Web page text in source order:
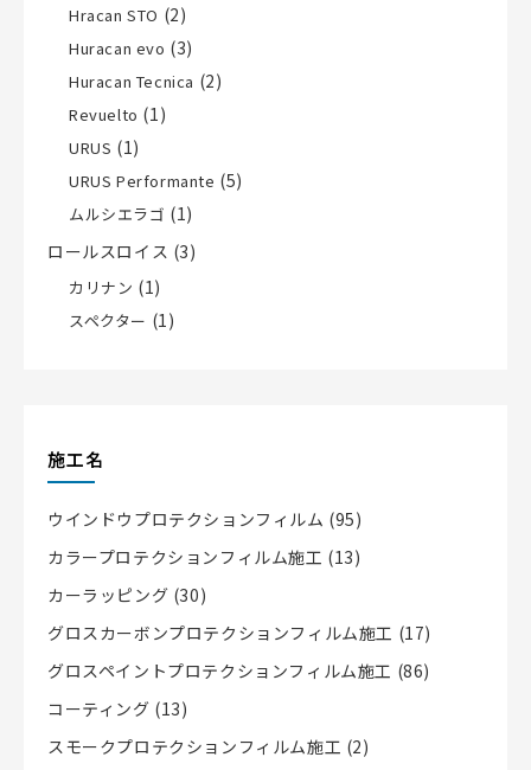
Hracan STO (2)
Huracan evo (3)
Huracan Tecnica (2)
Revuelto (1)
URUS (1)
URUS Performante (5)
ムルシエラゴ (1)
ロールスロイス (3)
カリナン (1)
スペクター (1)
施工名
ウインドウプロテクションフィルム (95)
カラープロテクションフィルム施工 (13)
カーラッピング (30)
グロスカーボンプロテクションフィルム施工 (17)
グロスペイントプロテクションフィルム施工 (86)
コーティング (13)
スモークプロテクションフィルム施工 (2)